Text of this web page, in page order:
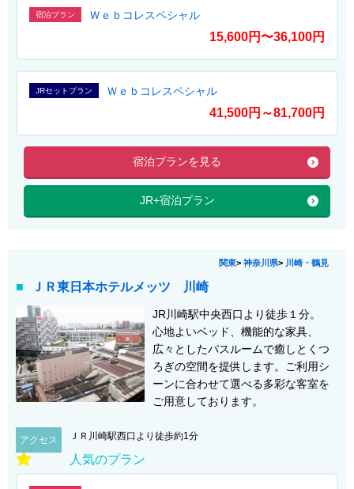
宿泊プラン Ｗｅｂコレスペシャル
15,600円〜36,100円
JRセットプラン Ｗｅｂコレスペシャル
41,500円～81,700円
宿泊プランを見る
JR+宿泊プラン
関東> 神奈川県> 川崎・鶴見
ＪＲ東日本ホテルメッツ 川崎
JR川崎駅中央西口より徒歩１分。
心地よいベッド、機能的な家具、
広々としたバスルームで癒しとくつ
ろぎの空間を提供します。ご利用シ
ーンに合わせて選べる多彩な客室を
ご用意しております。
アクセス ＪＲ川崎駅西口より徒歩約1分
人気のプラン